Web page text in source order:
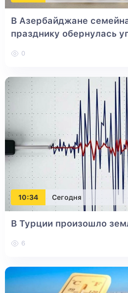
В Азербайджане
празднику обернулась
0
10:34 Сегодня
В Турции произошло
6